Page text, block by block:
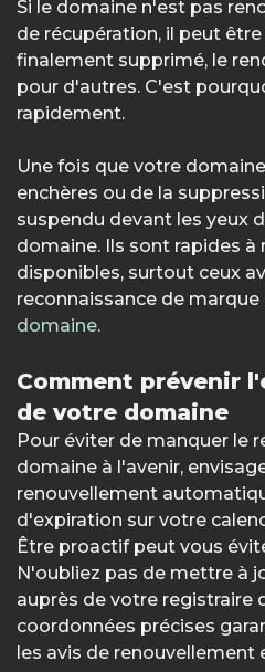
Si le domaine n'est pas
de récupération, il peut
finalement supprimé, le
pour d'autres. C'est
rapidement.
Une fois que votre
enchères ou de la
suspendu devant les yeux
domaine. Ils sont rapides à
disponibles, surtout ceux
reconnaissance de marque
domaine.
Comment prévenir
de votre domaine
Pour éviter de manquer le
domaine à l'avenir,
renouvellement
d'expiration sur votre
Être proactif peut vous
N'oubliez pas de mettre à
auprès de votre registraire
coordonnées précises
les avis de renouvellement